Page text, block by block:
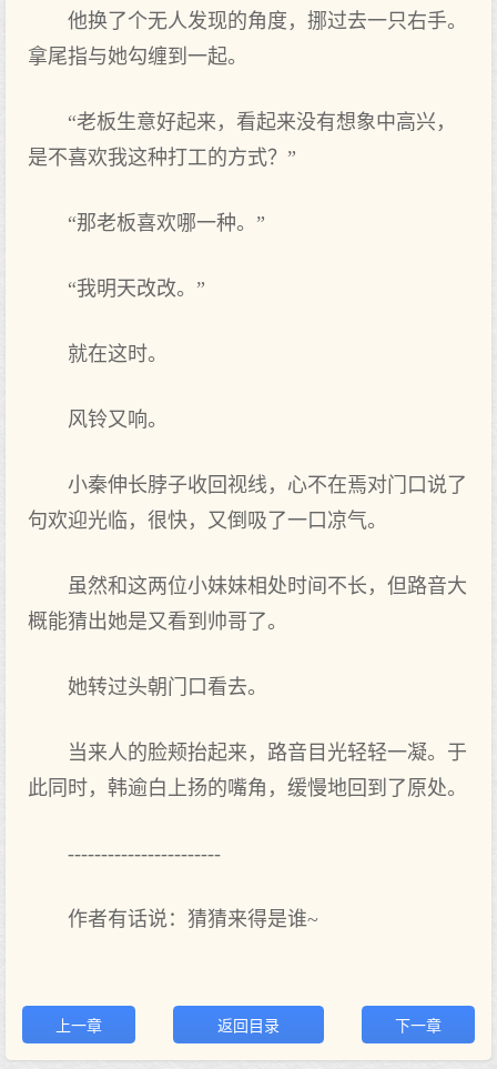
他换了个无人发现的角度，挪过去一只右手。
拿尾指与她勾缠到一起。
“老板生意好起来，看起来没有想象中高兴，
是不喜欢我这种打工的方式？”
“那老板喜欢哪一种。”
“我明天改改。”
就在这时。
风铃又响。
小秦伸长脖子收回视线，心不在焉对门口说了
句欢迎光临，很快，又倒吸了一口凉气。
虽然和这两位小妹妹相处时间不长，但路音大
概能猜出她是又看到帅哥了。
她转过头朝门口看去。
当来人的脸颊抬起来，路音目光轻轻一凝。于
此同时，韩逾白上扬的嘴角，缓慢地回到了原处。
-----------------------
作者有话说：猜猜来得是谁~
上一章 返回目录 下一章